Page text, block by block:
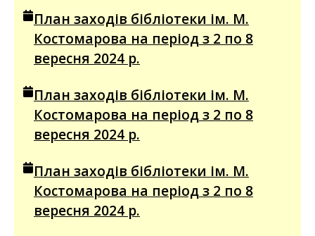
План заходів бібліотеки ім. М.
Костомарова на період з 2 по 8
вересня 2024 р.
План заходів бібліотеки ім. М.
Костомарова на період з 2 по 8
вересня 2024 р.
План заходів бібліотеки ім. М.
Костомарова на період з 2 по 8
вересня 2024 р.